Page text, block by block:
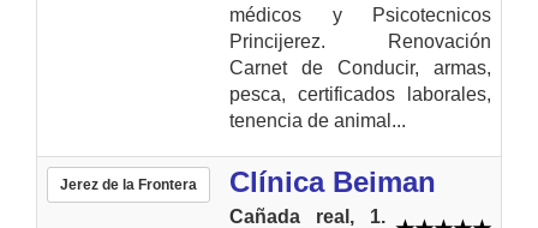
médicos y Psicotecnicos
Princijerez. Renovación
Carnet de Conducir, armas,
pesca, certificados laborales,
tenencia de animal...
Jerez de la Frontera Clínica Beiman
Cañada real, 1.